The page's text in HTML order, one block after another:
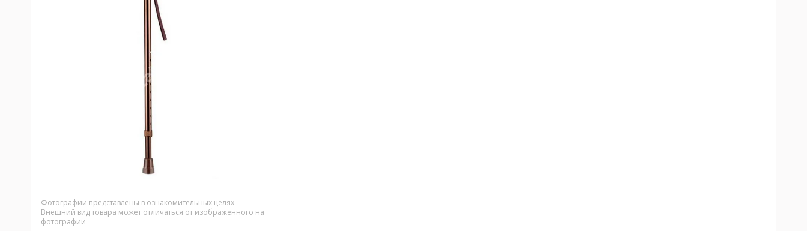
Фотографии представлены в ознакомительных целях
Внешний вид товара может отличаться от изображенного на
фотографии